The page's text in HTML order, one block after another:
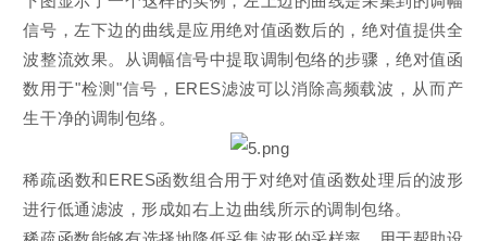
信号，左下边的曲线是应用绝对值函数后的，绝对值提供全
波整流效果。从调幅信号中提取调制包络的步骤，绝对值函
数用于"检测"信号，ERES滤波可以消除高频载波，从而产
生干净的调制包络。
稀疏函数和ERES函数组合用于对绝对值函数处理后的波形
进行低通滤波，形成如右上边曲线所示的调制包络。